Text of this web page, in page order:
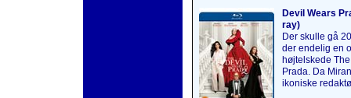
Devil Wears
ray)
Der skulle gå
der endelig en
højtelskede
Prada. Da
ikoniske